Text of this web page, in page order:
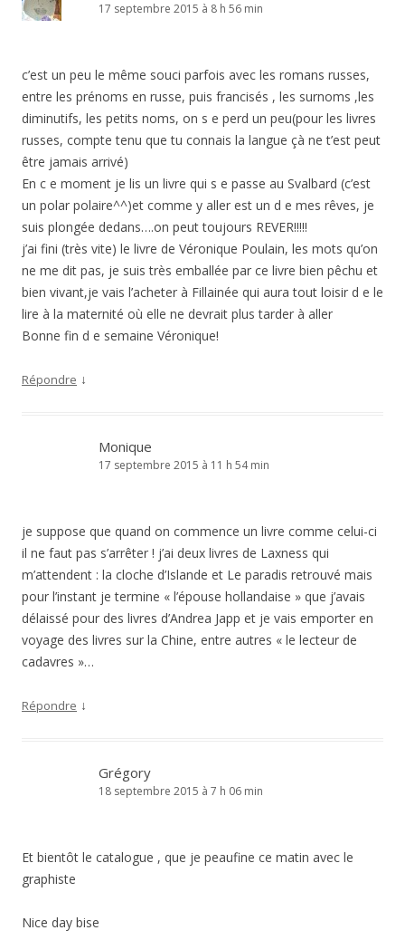
17 septembre 2015 à 8 h 56 min
c’est un peu le même souci parfois avec les romans russes,
entre les prénoms en russe, puis francisés , les surnoms ,les
diminutifs, les petits noms, on s e perd un peu(pour les livres
russes, compte tenu que tu connais la langue çà ne t’est peut
être jamais arrivé)
En c e moment je lis un livre qui s e passe au Svalbard (c’est
un polar polaire^^)et comme y aller est un d e mes rêves, je
suis plongée dedans….on peut toujours REVER!!!!!
j’ai fini (très vite) le livre de Véronique Poulain, les mots qu’on
ne me dit pas, je suis très emballée par ce livre bien pêchu et
bien vivant,je vais l’acheter à Fillainée qui aura tout loisir d e le
lire à la maternité où elle ne devrait plus tarder à aller
Bonne fin d e semaine Véronique!
Répondre ↓
Monique
17 septembre 2015 à 11 h 54 min
je suppose que quand on commence un livre comme celui-ci
il ne faut pas s’arrêter ! j’ai deux livres de Laxness qui
m’attendent : la cloche d’Islande et Le paradis retrouvé mais
pour l’instant je termine « l’épouse hollandaise » que j’avais
délaissé pour des livres d’Andrea Japp et je vais emporter en
voyage des livres sur la Chine, entre autres « le lecteur de
cadavres »…
Répondre ↓
Grégory
18 septembre 2015 à 7 h 06 min
Et bientôt le catalogue , que je peaufine ce matin avec le
graphiste
Nice day bise